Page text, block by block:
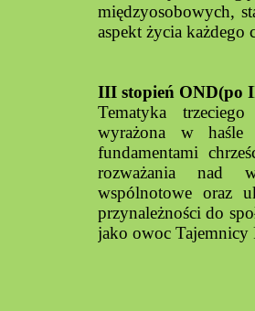
międzyosobowych,
aspekt życia każdego
III stopień OND(po
Tematyka
wyrażona w haśle
fundamentami
rozważania nad
wspólnotowe oraz
przynależności do
jako owoc Tajemnicy